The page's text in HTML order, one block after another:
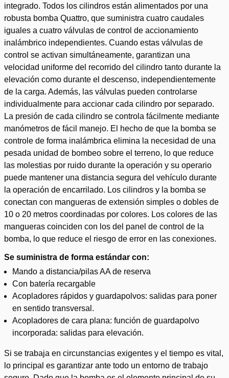
integrado. Todos los cilindros están alimentados por una
robusta bomba Quattro, que suministra cuatro caudales
iguales a cuatro válvulas de control de accionamiento
inalámbrico independientes. Cuando estas válvulas de
control se activan simultáneamente, garantizan una
velocidad uniforme del recorrido del cilindro tanto durante la
elevación como durante el descenso, independientemente
de la carga. Además, las válvulas pueden controlarse
individualmente para accionar cada cilindro por separado.
La presión de cada cilindro se controla fácilmente mediante
manómetros de fácil manejo. El hecho de que la bomba se
controle de forma inalámbrica elimina la necesidad de una
pesada unidad de bombeo sobre el terreno, lo que reduce
las molestias por ruido durante la operación y su operario
puede mantener una distancia segura del vehículo durante
la operación de encarrilado. Los cilindros y la bomba se
conectan con mangueras de extensión simples o dobles de
10 o 20 metros coordinadas por colores. Los colores de las
mangueras coinciden con los del panel de control de la
bomba, lo que reduce el riesgo de error en las conexiones.
Se suministra de forma estándar con:
Mando a distancia/pilas AA de reserva
Con batería recargable
Acopladores rápidos y guardapolvos: salidas para poner
en sentido transversal.
Acopladores de cara plana: función de guardapolvo
incorporada: salidas para elevación.
Si se trabaja en circunstancias exigentes y el tiempo es vital,
lo principal es garantizar ante todo un entorno de trabajo